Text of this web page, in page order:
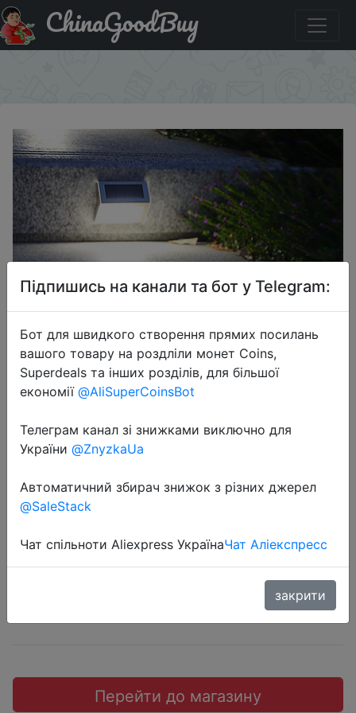
Знижка на Solar Stair Light Outdoor Courtyard Sensor
Street LightChinaGoodBuy
2024-09-16
Sensor Street Light
$1.12
Перейти до магазину
Підпишись на канали та бот у Telegram:
Бот для швидкого створення прямих посилань
вашого товару на роздліли монет Coins,
Superdeals та інших розділів, для більшої
економії @AliSuperCoinsBot
Телеграм канал зі знижками виключно для
України @ZnyzkaUa
Автоматичний збирач знижок з різних джерел
@SaleStack
Чат спільноти Aliexpress УкраїнаЧат Аліекспресс
закрити